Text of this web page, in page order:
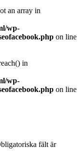
an array in
wp-
on line
in
wp-
on line
fält är